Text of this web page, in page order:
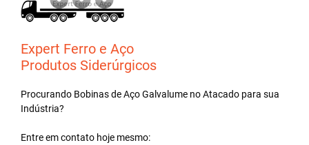
Expert Ferro e Aço
Produtos Siderúrgicos
Procurando Bobinas deAço Galvalume noAtacado para sua
Indústria?
Entre em contato hoje mesmo: